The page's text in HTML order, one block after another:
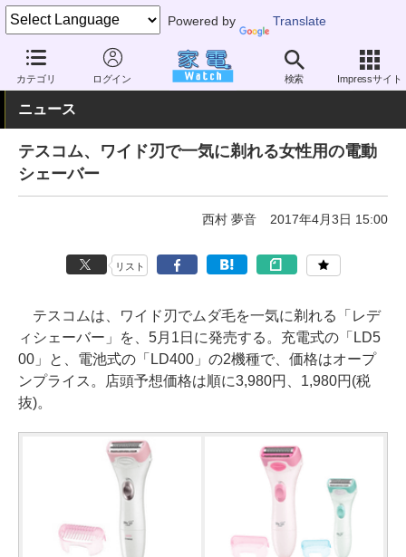
Powered by Translate
カテゴリ ログイン 検索 Impressサイト
家電 Watch ヘルスケア シェーバー 電動シェーバー
ニュース
テスコム、ワイド刃で一気に剃れる女性用の電動
シェーバー
西村 夢音 2017年4月3日 15:00
リスト
テスコムは、ワイド刃でムダ毛を一気に剃れる「レデ
ィシェーバー」を、5月1日に発売する。充電式の「LD5
00」と、電池式の「LD400」の2機種で、価格はオープ
ンプライス。店頭予想価格は順に3,980円、1,980円(税
抜)。